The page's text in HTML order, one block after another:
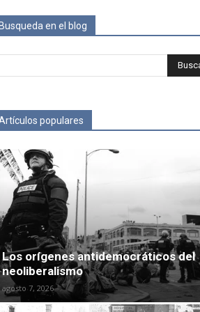
en el blog
populares
Los orígenes antidemocráticos del
neoliberalismo
agosto 7, 2026